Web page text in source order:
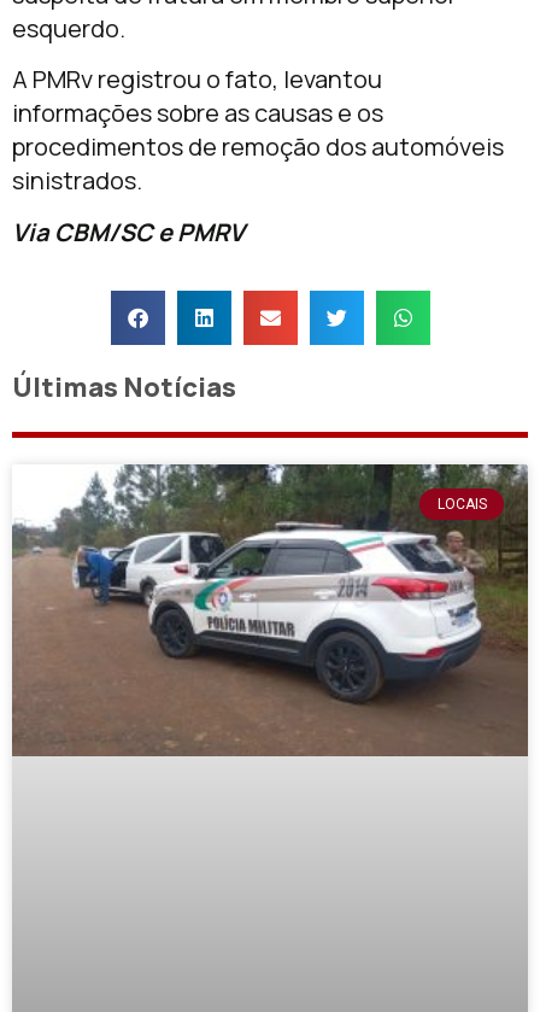
esquerdo.
A PMRv registrou o fato, levantou
informações sobre as causas e os
procedimentos de remoção dos automóveis
sinistrados.
Via CBM/SC e PMRV
Últimas Notícias
LOCAIS